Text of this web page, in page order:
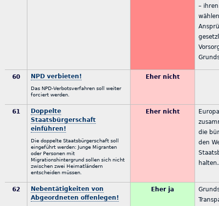
–
60 NPD verbieten!
Das NPD-Verbotsverfahren soll weiter
forciert werden.
Eher nicht
61
Doppelte
Staatsbürgerschaft
einführen!
Die doppelte Staatsbürgerschaft soll
eingeführt werden: Junge Migranten
oder Personen mit
Migrationshintergrund sollen sich nicht
zwischen zwei Heimatländern
entscheiden müssen.
Eher nicht
die
den
halten.
62
Nebentätigkeiten von
Abgeordneten offenlegen!
Eher ja